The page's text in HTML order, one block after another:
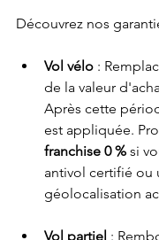
Découvrez nos
Vol vélo :
de la valeur
Après cette
est appliquée.
franchise 0 % si
antivol certifié ou
géolocalisation
Vol partiel :